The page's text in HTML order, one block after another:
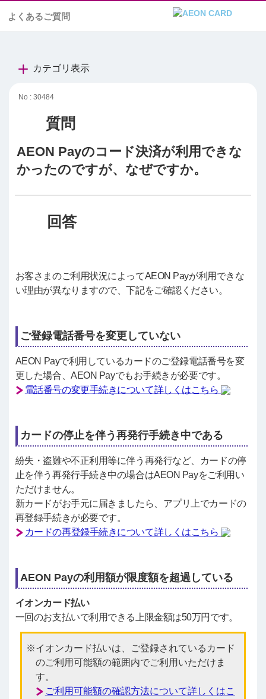
よくあるご質問
カテゴリ表示
No : 30484
AEON Payのコード決済が利用できな
かったのですが、なぜですか。
お客さまのご利用状況によってAEON Payが利用できな
い理由が異なりますので、下記をご確認ください。
ご登録電話番号を変更していない
AEON Payで利用しているカードのご登録電話番号を変
更した場合、AEON Payでもお手続きが必要です。
電話番号の変更手続きについて詳しくはこちら
カードの停止を伴う再発行手続き中である
紛失・盗難や不正利用等に伴う再発行など、カードの停
止を伴う再発行手続き中の場合はAEON Payをご利用い
ただけません。
新カードがお手元に届きましたら、アプリ上でカードの
再登録手続きが必要です。
カードの再登録手続きについて詳しくはこちら
AEON Payの利用額が限度額を超過している
イオンカード払い
一回のお支払いで利用できる上限金額は50万円です。
イオンカード払いは、ご登録されているカード
のご利用可能額の範囲内でご利用いただけま
す。
ご利用可能額の確認方法について詳しくはこ